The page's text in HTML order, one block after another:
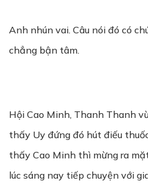
Anh nhún vai. Câu nói đó có
chẳng bận tâm.
Hội Cao Minh, Thanh Thanh
thấy Uy đứng đó hút điếu
thấy Cao Minh thì mừng ra
lúc sáng nay tiếp chuyện với